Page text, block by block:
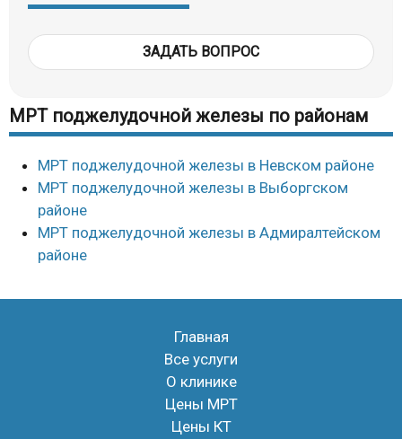
ЗАДАТЬ ВОПРОС
МРТ поджелудочной железы по районам
МРТ поджелудочной железы в Невском районе
МРТ поджелудочной железы в Выборгском
районе
МРТ поджелудочной железы в Адмиралтейском
районе
Главная
Все услуги
О клинике
Цены МРТ
Цены КТ